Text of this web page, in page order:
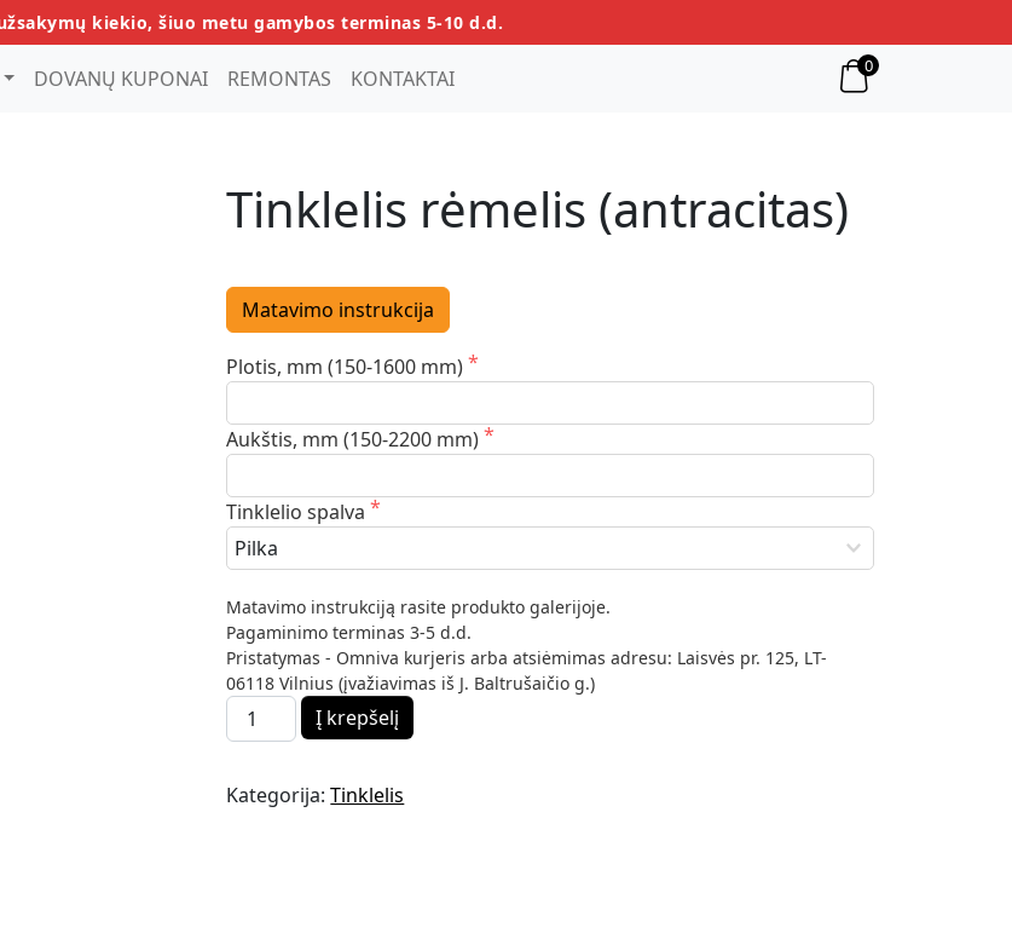
kiekio, šiuo metu gamybos terminas 5-10 d.d.
DOVANŲ KUPONAI REMONTAS KONTAKTAI 0
Tinklelis rėmelis (antracitas)
Matavimo instrukcija
Plotis, mm (150-1600 mm)
Aukštis, mm (150-2200 mm)
Tinklelio spalva
Matavimo instrukciją rasite produkto galerijoje.
Pagaminimo terminas 3-5 d.d.
Pristatymas - Omniva kurjeris arba atsiėmimas adresu: Laisvės pr. 125, LT-
06118 Vilnius (įvažiavimas iš J. Baltrušaičio g.)
produkto kiekis: Tinklelis rėmelis (antracitas)
Į krepšelį
Kategorija:Tinklelis